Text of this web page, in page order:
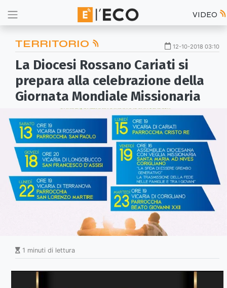
VIDEO
TERRITORIO 12-10-2018 03:10
La Diocesi Rossano Cariati si
prepara alla celebrazione della
Giornata Mondiale Missionaria
1 minuti di lettura